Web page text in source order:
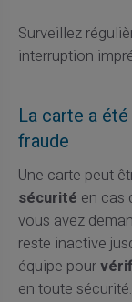
Surveillez
interruption
La carte a
fraude
Une carte peut
sécurité en cas
vous avez
reste inactive
équipe pour
en toute sécurité.